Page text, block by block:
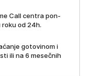
Call centra pon-
od 24h.
gotovinom i
ili na 6 mesečnih